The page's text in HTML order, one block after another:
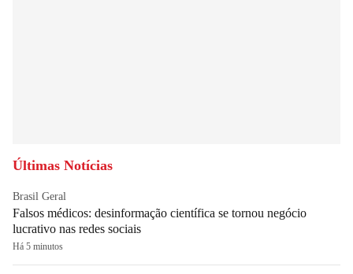
Últimas Notícias
Brasil Geral
Falsos médicos: desinformação científica se tornou negócio
lucrativo nas redes sociais
Há 5 minutos